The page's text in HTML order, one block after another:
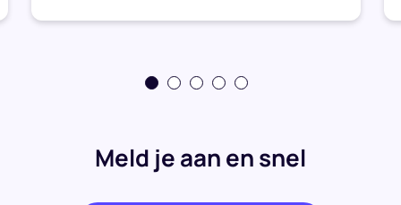
Meld je aan en snel